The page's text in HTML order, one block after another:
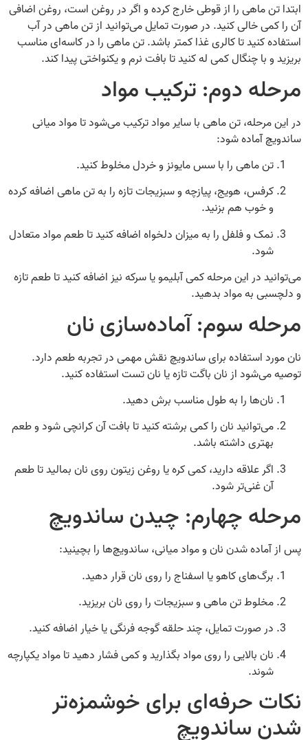
ابتدا تن ماهی را از قوطی خارج کرده و اگر در روغن است، روغن اضافی
آن را کمی خالی کنید. در صورت تمایل می‌توانید از تن ماهی در آب
استفاده کنید تا کالری غذا کمتر باشد. تن ماهی را در کاسه‌ای مناسب
بریزید و با چنگال کمی له کنید تا بافت نرم و یکنواختی پیدا کند.
مرحله دوم: ترکیب مواد
در این مرحله، تن ماهی با سایر مواد ترکیب می‌شود تا مواد میانی
ساندویچ آماده شود:
تن ماهی را با سس مایونز و خردل مخلوط کنید.
کرفس، هویج، پیازچه و سبزیجات تازه را به تن ماهی اضافه کرده
و خوب هم بزنید.
نمک و فلفل را به میزان دلخواه اضافه کنید تا طعم مواد متعادل
شود.
می‌توانید در این مرحله کمی آبلیمو یا سرکه نیز اضافه کنید تا طعم تازه
و دلچسبی به مواد بدهید.
مرحله سوم: آماده‌سازی نان
نان مورد استفاده برای ساندویچ نقش مهمی در تجربه طعم دارد.
توصیه می‌شود از نان باگت تازه یا نان تست استفاده کنید.
نان‌ها را به طول مناسب برش دهید.
می‌توانید نان را کمی برشته کنید تا بافت آن کرانچی شود و طعم
بهتری داشته باشد.
اگر علاقه دارید، کمی کره یا روغن زیتون روی نان بمالید تا طعم
آن غنی‌تر شود.
مرحله چهارم: چیدن ساندویچ
پس از آماده شدن نان و مواد میانی، ساندویچ‌ها را بچینید:
برگ‌های کاهو یا اسفناج را روی نان قرار دهید.
مخلوط تن ماهی و سبزیجات را روی نان بریزید.
در صورت تمایل، چند حلقه گوجه فرنگی یا خیار اضافه کنید.
نان بالایی را روی مواد بگذارید و کمی فشار دهید تا مواد یکپارچه
شوند.
نکات حرفه‌ای برای خوشمزه‌تر
شدن ساندویچ